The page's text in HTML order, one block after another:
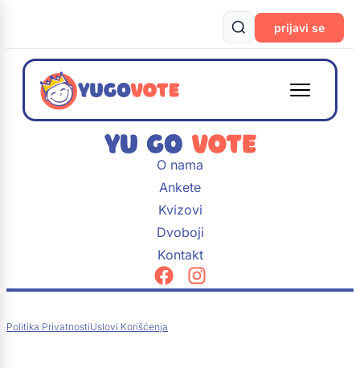
prijavi se
O nama
Ankete
Kvizovi
Dvoboji
Kontakt
Politika PrivatnostiUslovi Korišćenja